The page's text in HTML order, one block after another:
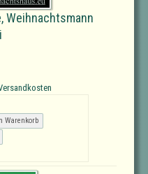
Weihnachtsmann
Warenkorb